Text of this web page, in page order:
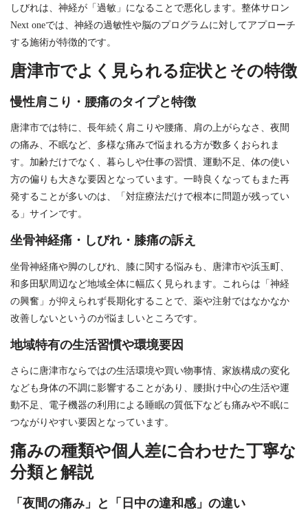
しびれは、神経が「過敏」になることで悪化します。整体サロン
Next oneでは、神経の過敏性や脳のプログラムに対してアプローチ
する施術が特徴的です。
唐津市でよく見られる症状とその特徴
慢性肩こり・腰痛のタイプと特徴
唐津市では特に、長年続く肩こりや腰痛、肩の上がらなさ、夜間
の痛み、不眠など、多様な痛みで悩まれる方が数多くおられま
す。加齢だけでなく、暮らしや仕事の習慣、運動不足、体の使い
方の偏りも大きな要因となっています。一時良くなってもまた再
発することが多いのは、「対症療法だけで根本に問題が残ってい
る」サインです。
坐骨神経痛・しびれ・膝痛の訴え
坐骨神経痛や脚のしびれ、膝に関する悩みも、唐津市や浜玉町、
和多田駅周辺など地域全体に幅広く見られます。これらは「神経
の興奮」が抑えられず長期化することで、薬や注射ではなかなか
改善しないというのが悩ましいところです。
地域特有の生活習慣や環境要因
さらに唐津市ならではの生活環境や買い物事情、家族構成の変化
なども身体の不調に影響することがあり、腰掛け中心の生活や運
動不足、電子機器の利用による睡眠の質低下なども痛みや不眠に
つながりやすい要因となっています。
痛みの種類や個人差に合わせた丁寧な
分類と解説
「夜間の痛み」と「日中の違和感」の違い